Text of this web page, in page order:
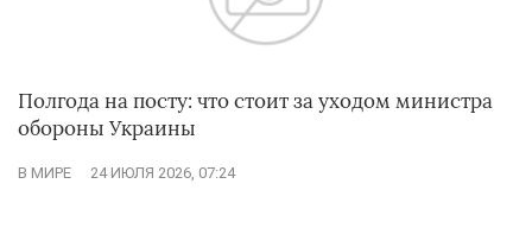
Полгода на посту: что стоит за уходом министра
обороны Украины
В МИРЕ 24 ИЮЛЯ 2026, 07:24